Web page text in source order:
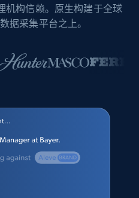
机构信赖。原生构建于全球
据采集平台之上。